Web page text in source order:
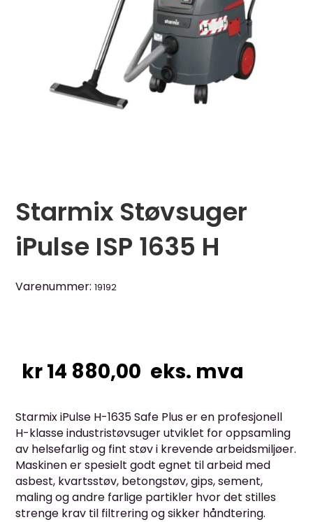
Starmix Støvsuger
iPulse ISP 1635 H
Varenummer: 19192
kr14 880,00 eks. mva
Starmix iPulse H-1635 Safe Plus er en profesjonell
H-klasse industristøvsuger utviklet for oppsamling
av helsefarlig og fint støv i krevende arbeidsmiljøer.
Maskinen er spesielt godt egnet til arbeid med
asbest, kvartsstøv, betongstøv, gips, sement,
maling og andre farlige partikler hvor det stilles
strenge krav til filtrering og sikker håndtering.